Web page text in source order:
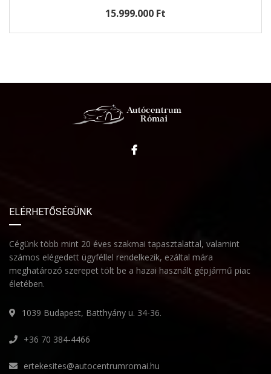
ELÉRHETŐSÉGÜNK
Cégünk több mint 20 éves szakmai tapasztalattal, valamint
számos elégedett ügyféllel rendelkezik, ezáltal mára
meghatározó szerepet tölt be a hazai használt gépjármű piac
életében.
1039 Budapest, Batthyány u. 34-36.
+36 70 384-4466
ertekesites@autocentrumromai.hu